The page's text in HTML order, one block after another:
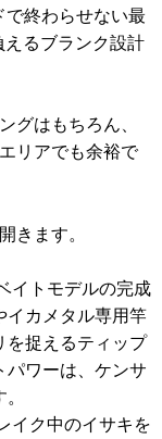
で終わらせない最
るブランク設計
グはもちろん、
リアでも余裕で
きます。
イトモデルの完成
イカメタル専用竿
を捉えるティップ
パワーは、ケンサ
イク中のイサキを